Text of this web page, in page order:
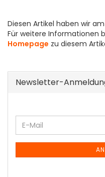
Diesen Artikel haben wir
Für weitere Informationen
Homepage zu diesem
Newsletter-
WEITER
ZUR
NEWSLETTER-
E-
Mail